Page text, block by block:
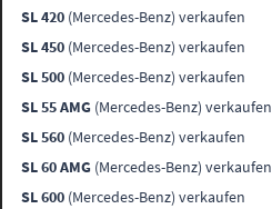
SL 420 (Mercedes-Benz) verkaufen
SL 450 (Mercedes-Benz) verkaufen
SL 500 (Mercedes-Benz) verkaufen
SL 55 AMG (Mercedes-Benz) verkaufen
SL 560 (Mercedes-Benz) verkaufen
SL 60 AMG (Mercedes-Benz) verkaufen
SL 600 (Mercedes-Benz) verkaufen